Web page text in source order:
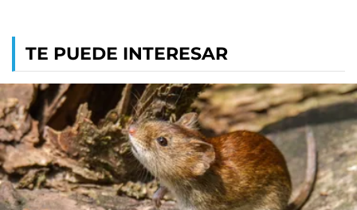
TE PUEDE INTERESAR